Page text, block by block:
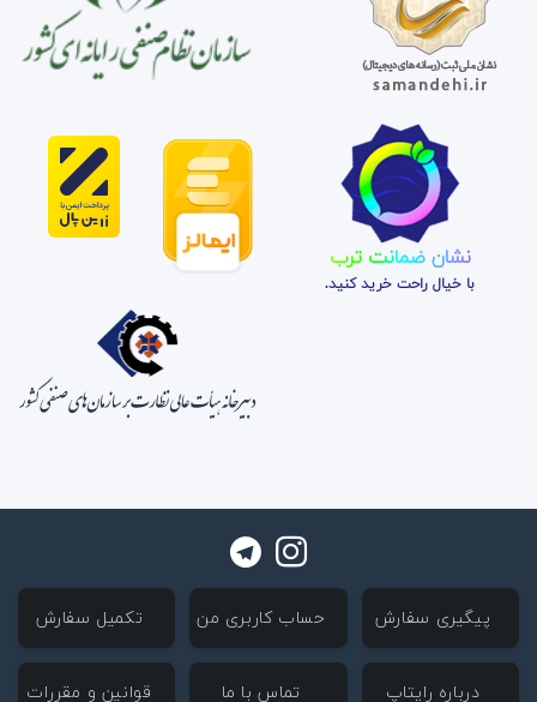
نشان ضمانت ترب
با خیال راحت خرید کنید.
‌ پیگیری سفارش ‌ حساب کاربری من ‌ تکمیل سفارش
‌ درباره رایتاپ ‌ تماس با ما ‌ قوانین و مقررات